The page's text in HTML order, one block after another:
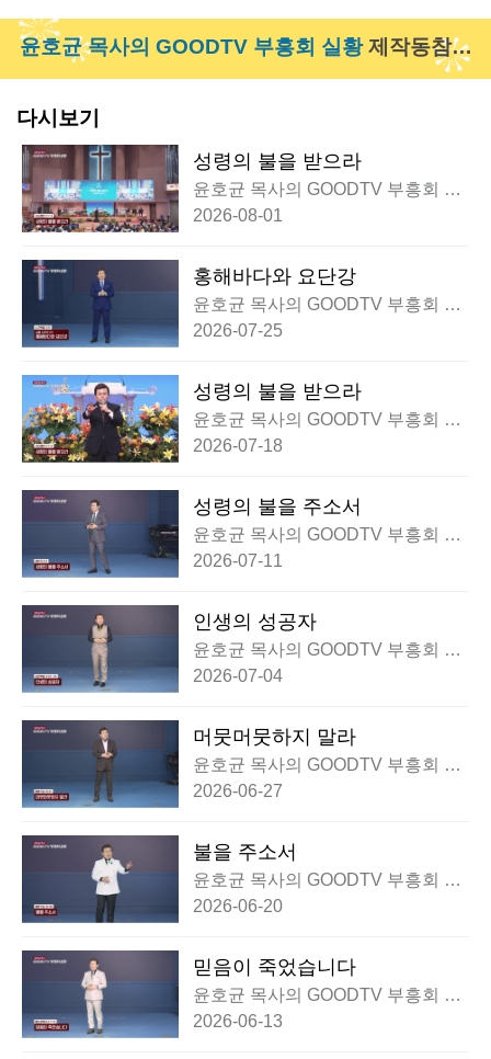
윤호균 목사의 GOODTV 부흥회 실황제작동참하
다시보기
성령의 불을 받으라
윤호균 목사의 GOODTV 부흥회 실
황
2026-08-01
홍해바다와 요단강
윤호균 목사의 GOODTV 부흥회 실
황
2026-07-25
성령의 불을 받으라
윤호균 목사의 GOODTV 부흥회 실
황
2026-07-18
성령의 불을 주소서
윤호균 목사의 GOODTV 부흥회 실
황
2026-07-11
인생의 성공자
윤호균 목사의 GOODTV 부흥회 실
황
2026-07-04
머뭇머뭇하지 말라
윤호균 목사의 GOODTV 부흥회 실
황
2026-06-27
불을 주소서
윤호균 목사의 GOODTV 부흥회 실
황
2026-06-20
믿음이 죽었습니다
윤호균 목사의 GOODTV 부흥회 실
황
2026-06-13